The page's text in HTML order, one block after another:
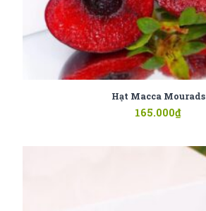
Hạt Macca Mourads
165.000₫